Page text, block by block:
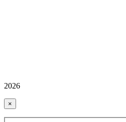
2026
×